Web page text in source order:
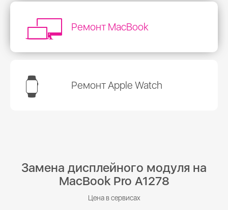
Ремонт MacBook
Ремонт Apple Watch
Замена дисплейного модуля на
MacBook Pro A1278
Цена в сервисах